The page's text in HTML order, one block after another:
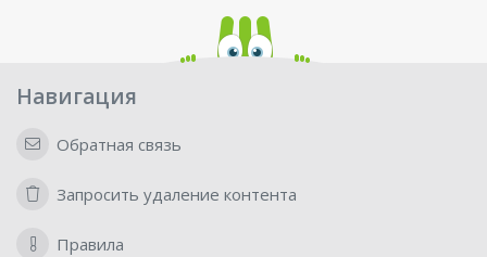
Навигация
Обратная связь
Запросить удаление контента
Правила